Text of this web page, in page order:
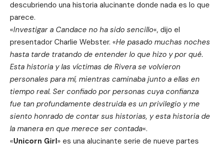
descubriendo una historia alucinante donde nada es lo que
parece.
«Investigar a Candace no ha sido sencillo«, dijo el
presentador Charlie Webster. «He pasado muchas noches
hasta tarde tratando de entender lo que hizo y por qué.
Esta historia y las víctimas de Rivera se volvieron
personales para mí, mientras caminaba junto a ellas en
tiempo real. Ser confiado por personas cuya confianza
fue tan profundamente destruida es un privilegio y me
siento honrado de contar sus historias, y esta historia de
la manera en que merece ser contada«.
«Unicorn Girl» es una alucinante serie de nueve partes